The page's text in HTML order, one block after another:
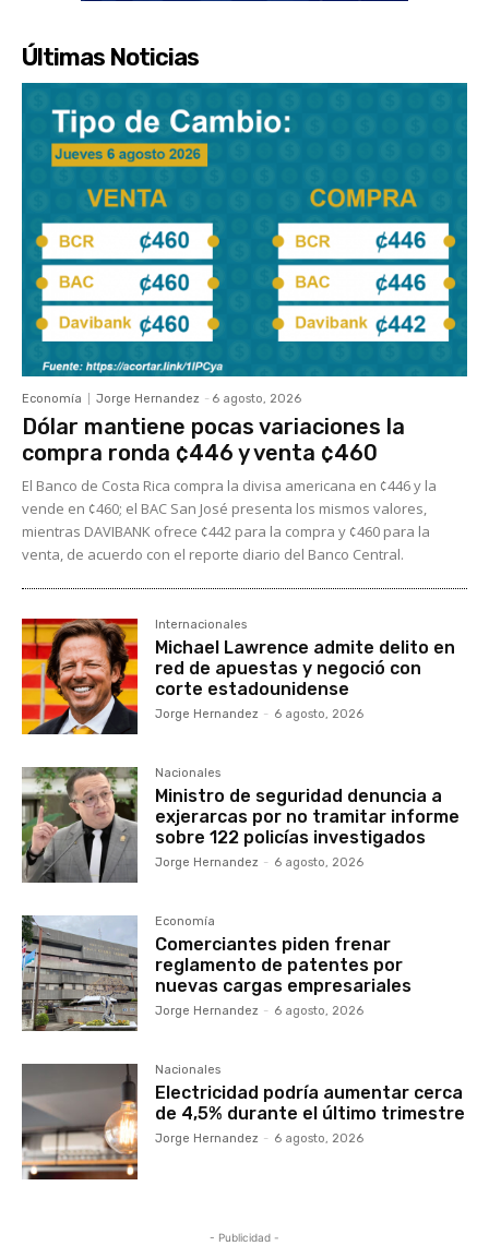
Últimas Noticias
Economía Jorge Hernandez - 6 agosto, 2026
Dólar mantiene pocas variaciones la
compra ronda ¢446 y venta ¢460
El Banco de Costa Rica compra la divisa americana en ¢446 y la
vende en ¢460; el BAC San José presenta los mismos valores,
mientras DAVIBANK ofrece ¢442 para la compra y ¢460 para la
venta, de acuerdo con el reporte diario del Banco Central.
Internacionales
Michael Lawrence admite delito en
red de apuestas y negoció con
corte estadounidense
Jorge Hernandez - 6 agosto, 2026
Nacionales
Ministro de seguridad denuncia a
exjerarcas por no tramitar informe
sobre 122 policías investigados
Jorge Hernandez - 6 agosto, 2026
Economía
Comerciantes piden frenar
reglamento de patentes por
nuevas cargas empresariales
Jorge Hernandez - 6 agosto, 2026
Nacionales
Electricidad podría aumentar cerca
de 4,5% durante el último trimestre
Jorge Hernandez - 6 agosto, 2026
- Publicidad -